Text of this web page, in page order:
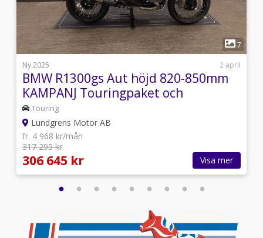
1
7
Ny 2025
2 april
BMW R1300gs Aut höjd 820-850mm
KAMPANJ Touringpaket och
Varioväskor+
Touring
Lundgrens Motor AB
fr. 4 968 kr/mån
317 295 kr
306 645 kr Visa mer